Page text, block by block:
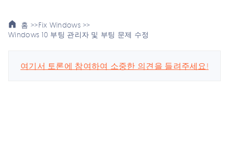
홈 >>Fix Windows >>
Windows 10 부팅 관리자 및 부팅 문제 수정
여기서 토론에 참여하여 소중한 의견을 들려주세요!